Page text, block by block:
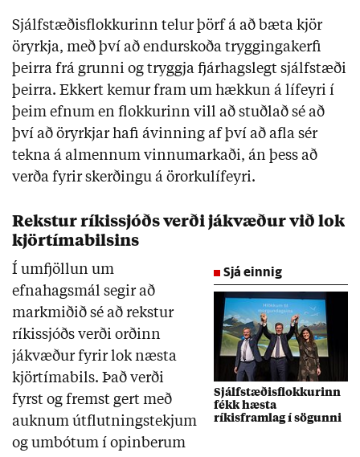
Sjálfstæðisflokkurinn telur þörf á að bæta kjör
öryrkja, með því að endurskoða tryggingakerfi
þeirra frá grunni og tryggja fjárhagslegt sjálfstæði
þeirra. Ekkert kemur fram um hækkun á lífeyri í
þeim efnum en flokkurinn vill að stuðlað sé að
því að öryrkjar hafi ávinning af því að afla sér
tekna á almennum vinnumarkaði, án þess að
verða fyrir skerðingu á örorkulífeyri.
Rekstur ríkissjóðs verði jákvæður við lok
kjörtímabilsins
Sjá einnig
Sjálfstæðisflokkurinn
fékk hæsta
ríkisframlag í sögunni
Í umfjöllun um
efnahagsmál segir að
markmiðið sé að rekstur
ríkissjóðs verði orðinn
jákvæður fyrir lok næsta
kjörtímabils. Það verði
fyrst og fremst gert með
auknum útflutningstekjum
og umbótum í opinberum